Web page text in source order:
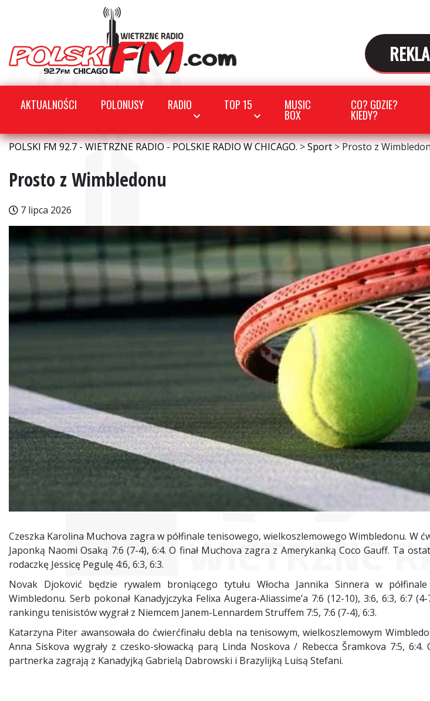
AKTUALNOŚCI POLONUSY RADIO TOP 15 MUSIC
BOX
CO? GDZIE?
KIEDY?
POLSKI FM 92.7 - WIETRZNE RADIO - POLSKIE RADIO W CHICAGO.>Sport>Prosto z
Prosto z Wimbledonu
7 lipca 2026
Czeszka Karolina Muchova zagra w półfinale tenisowego, wielkoszlemowego Wimbledonu. W
Japonką Naomi Osaką 7:6 (7-4), 6:4. O finał Muchova zagra z Amerykanką Coco Gauff. Ta
rodaczkę Jessicę Pegulę 4:6, 6:3, 6:3.
Novak Djoković będzie rywalem broniącego tytułu Włocha Jannika Sinnera w półfinale
Wimbledonu. Serb pokonał Kanadyjczyka Felixa Augera-Aliassime’a 7:6 (12-10), 3:6, 6:3, 6:7
rankingu tenisistów wygrał z Niemcem Janem-Lennardem Struffem 7:5, 7:6 (7-4), 6:3.
Katarzyna Piter awansowała do ćwierćfinału debla na tenisowym, wielkoszlemowym
Anna Siskova wygrały z czesko-słowacką parą Linda Noskova / Rebecca Šramkova 7:5, 6:4.
partnerka zagrają z Kanadyjką Gabrielą Dabrowski i Brazylijką Luisą Stefani.